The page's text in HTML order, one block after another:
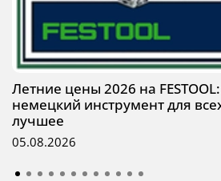
Летние цены 2026 на
немецкий инструмент для
лучшее
05.08.2026